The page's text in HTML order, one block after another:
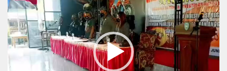
Player